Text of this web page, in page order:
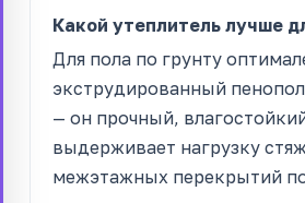
Какой утеплитель лучше
Для пола по грунту
экструдированный
— он прочный,
выдерживает нагрузку
межэтажных перекрытий